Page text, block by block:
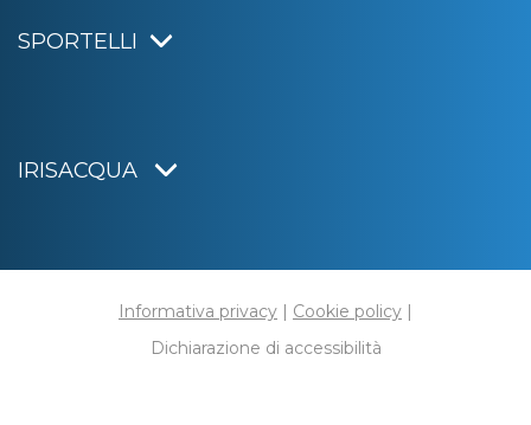
SPORTELLI
IRISACQUA
Informativa privacy | Cookie policy |
Dichiarazione di accessibilità